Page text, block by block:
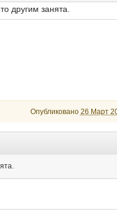
другим занята.
Опубликовано 26 Март